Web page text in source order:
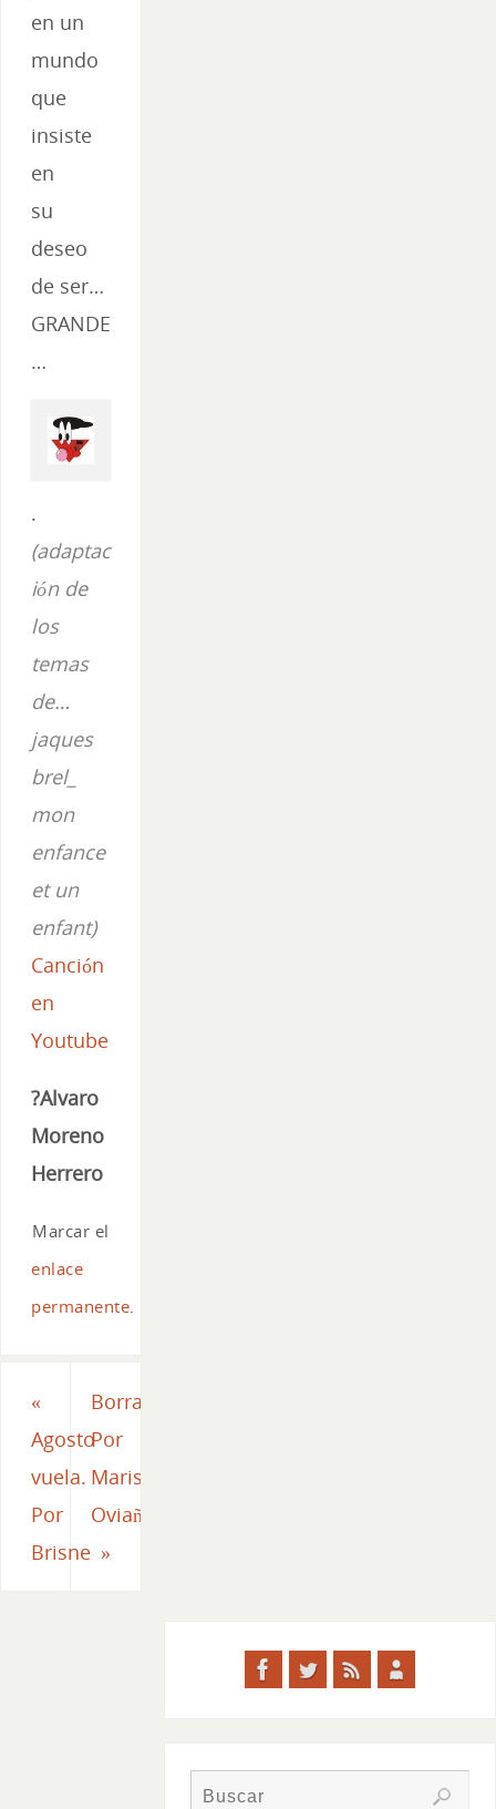
en un
mundo
que
insiste
en
su
deseo
de ser…
GRANDE
…
.
(adaptac
ión de
los
temas
de…
jaques
brel_
mon
enfance
et un
enfant)
Canción
en
Youtube
?Alvaro
Moreno
Herrero
Marcar el
enlace
permanente
«
Agosto
vuela.
Por
Brisne
Borrador.
Por
Marisol
Oviaño
»